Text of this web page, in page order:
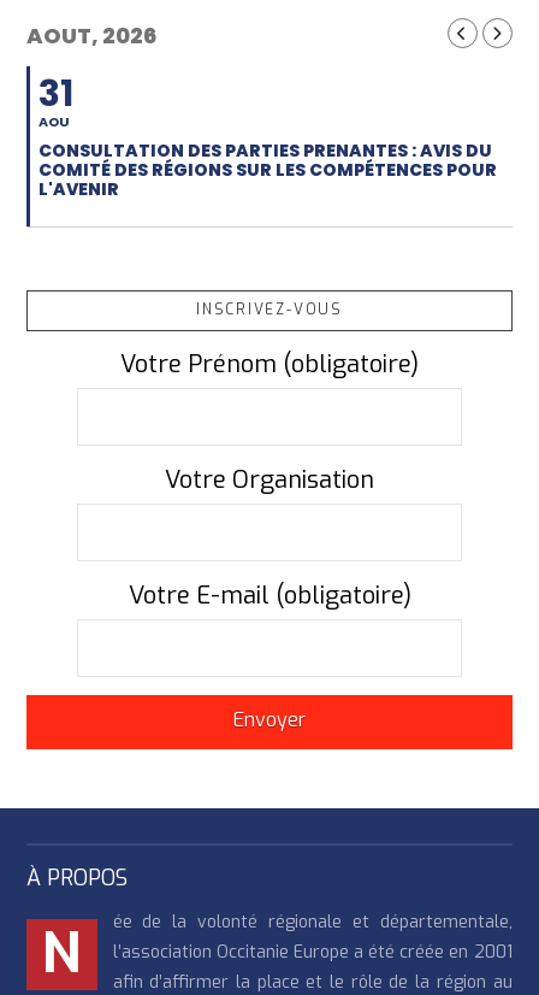
AOUT, 2026
31
AOU
CONSULTATION DES PARTIES PRENANTES : AVIS DU
COMITÉ DES RÉGIONS SUR LES COMPÉTENCES POUR
L'AVENIR
INSCRIVEZ-VOUS
Votre Prénom (obligatoire)
Votre Organisation
Votre E-mail (obligatoire)
À PROPOS
N
ée de la volonté régionale et départementale,
l’association Occitanie Europe a été créée en 2001
afin d’affirmer la place et le rôle de la région au